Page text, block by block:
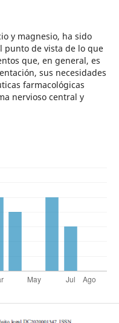
y magnesio, ha sido
punto de vista de lo que
que, en general, es
sus necesidades
farmacológicas
nervioso central y